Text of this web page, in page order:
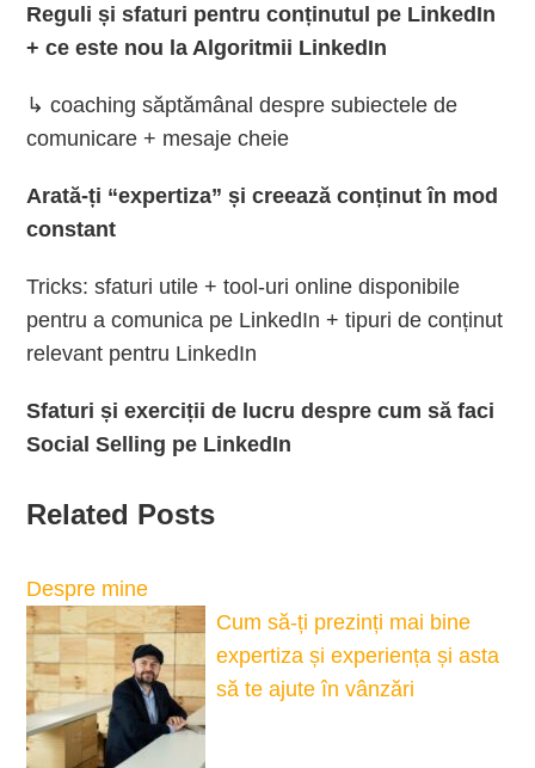
Reguli și sfaturi pentru conținutul pe LinkedIn
+ ce este nou la Algoritmii LinkedIn
↳ coaching săptămânal despre subiectele de
comunicare + mesaje cheie
Arată-ți “expertiza” și creează conținut în mod
constant
Tricks: sfaturi utile + tool-uri online disponibile
pentru a comunica pe LinkedIn + tipuri de conținut
relevant pentru LinkedIn
Sfaturi și exerciții de lucru despre cum să faci
Social Selling pe LinkedIn
Related Posts
Despre mine
Cum să-ți prezinți mai bine
expertiza și experiența și asta
să te ajute în vânzări